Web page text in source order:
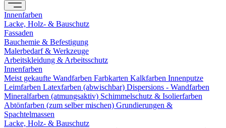
Innenfarben
Lacke, Holz- & Bauschutz
Fassaden
Bauchemie & Befestigung
Malerbedarf & Werkzeuge
Arbeitskleidung & Arbeitsschutz
Innenfarben
Meist gekaufte Wandfarben Farbkarten Kalkfarben Innenputze
Leimfarben Latexfarben (abwischbar) Dispersions - Wandfarben
Mineralfarben (atmungsaktiv) Schimmelschutz & Isolierfarben
Abtönfarben (zum selber mischen) Grundierungen &
Spachtelmassen
Lacke, Holz- & Bauschutz